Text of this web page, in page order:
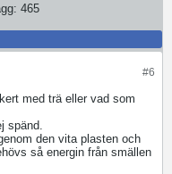
465
#6
med trä eller vad som
spänd.
den vita plasten och
så energin från smällen